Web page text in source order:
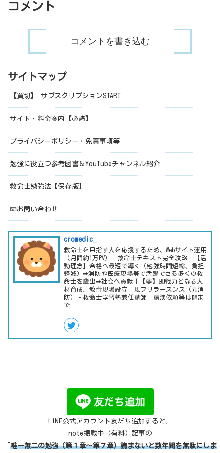
コメント
コメントを書き込む
サイトマップ
【買切】 サブスクリプションSTART
サイト・料金案内【必読】
プライバシーポリシー・免責事項等
勉強に役立つ参考図書＆YouTubeチャンネル紹介
救命士勉強法【保存版】
📧お問い合わせ
cromedic_
救命士を目指す人を応援するため、Webサイト運用
（月間約1万PV）｜救命士テキスト完全攻略｜【活
動理念】合格へ最短で導く（勉強時間短縮、負担
軽減）➡消防や医療現場等で活躍できる多くの救
命士を輩出➡社会へ貢献｜【夢】即戦力となる人
材育成、教育現場設立｜現フリラースンス（元消
防）・救命士学習塾兼任講師｜講演依頼等はDMま
で
LINE公式アカウント友だち追加すると、
note掲載中（有料）記事の
唯一無二の勉強（第１章～第７章）読まないと数年間を無駄にしま